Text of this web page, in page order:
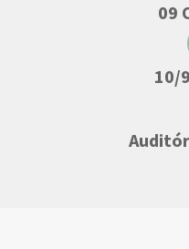
09
10/